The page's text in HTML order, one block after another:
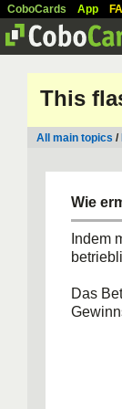
CoboCards App
This
All main topics /
Wie
Indem
Das